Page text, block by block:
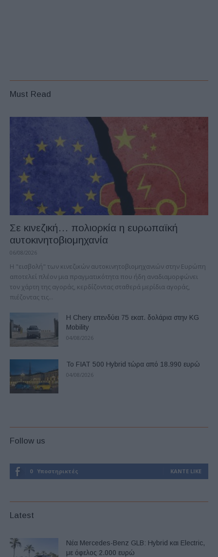
Must Read
Σε κινεζική… πολιορκία η ευρωπαϊκή
αυτοκινητοβιομηχανία
06/08/2026
Η "εισβολή" των κινεζικών αυτοκινητοβιομηχανιών στην Ευρώπη
αποτελεί πλέον μια πραγματικότητα που ήδη αναδιαμορφώνει
τον χάρτη της αγοράς, κερδίζοντας σταθερά μερίδια αγοράς,
πιέζοντας τις...
Η Chery επενδύει 75 εκατ. δολάρια στην KG
Mobility
04/08/2026
Το FIAT 500 Hybrid τώρα από 18.990 ευρώ
04/08/2026
Follow us
0 Υποστηρικτές ΚΆΝΤΕ LIKE
Latest
Νέα Mercedes-Benz GLB: Hybrid και Electric,
με όφελος 2.000 ευρώ